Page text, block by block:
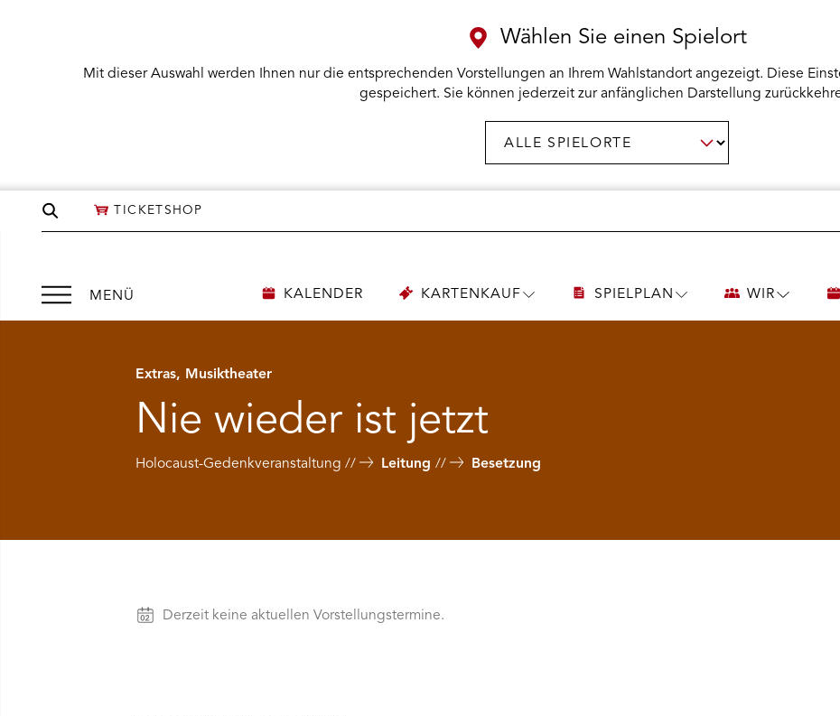
Seite
TICKETSHOP
Wählen Sie einen Spielort
Mit dieser Auswahl werden Ihnen nur die entsprechenden Vorstellungen an Ihrem Wahlstandort angezeigt. Diese
gespeichert. Sie können jederzeit zur anfänglichen Darstellung
MENÜ
Menü
öffnen
KARTENKAUF ÖFFNEN
THEATERPÄDAGOGIK ÖFFNEN
KALENDER KARTENKAUF UNTERMENÜSPIELPLAN UNTERMENÜ
WIR
Extras, Musiktheater
Nie wieder ist jetzt
Holocaust-Gedenkveranstaltung Leitung Besetzung
Vorstellungen
Derzeit keine aktuellen Vorstellungstermine.